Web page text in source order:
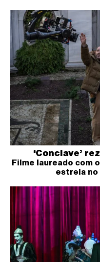
‘Conclave’
Filme laureado com
estreia no